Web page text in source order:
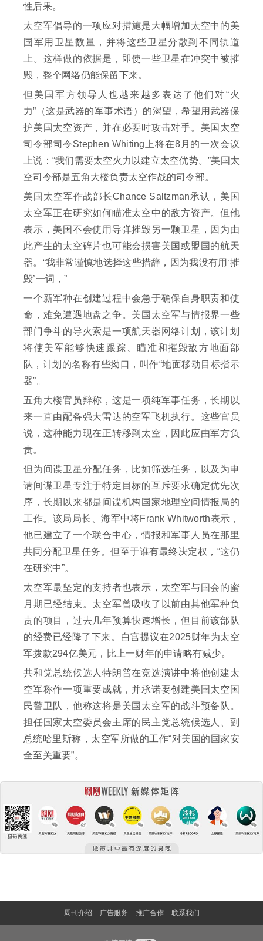
性后果。
太空军倡导的一项应对措施是大幅增加太空中的美
国军用卫星数量，并将这些卫星分散到不同轨道
上。这样做的依据是，即使一些卫星在冲突中被摧
毁，整个网络仍能保留下来。
但美国军方领导人也越来越多表达了他们对“火
力”（这是武器的军事术语）的渴望，希望用武器保
护美国太空资产，并在必要时攻击对手。美国太空
司令部司令Stephen Whiting上将在8月的一次会议
上说：“我们需要太空火力以建立太空优势。”美国太
空司令部是五角大楼负责太空作战的司令部。
美国太空军作战部长Chance Saltzman承认，美国
太空军正在研究如何瞄准太空中的敌方资产。但他
表示，美国不会使用导弹摧毁另一颗卫星，因为由
此产生的太空碎片也可能会损害美国或盟国的航天
器。“我非常谨慎地选择这些措辞，因为我没有用‘摧
毁’一词，”
一个新军种在创建过程中会急于确保自身职责和使
命，难免遭遇地盘之争。美国太空军与情报界一些
部门争斗的导火索是一项航天器网络计划，该计划
将使美军能够快速跟踪、瞄准和摧毁敌方地面部
队，计划的名称有些拗口，叫作“地面移动目标指示
器”。
五角大楼官员辩称，这是一项纯军事任务，长期以
来一直由配备强大雷达的空军飞机执行。这些官员
说，这种能力现在正转移到太空，因此应由军方负
责。
但为间谍卫星分配任务，比如筛选任务，以及为申
请间谍卫星专注于特定目标的互斥要求确定优先次
序，长期以来都是间谍机构国家地理空间情报局的
工作。该局局长、海军中将Frank Whitworth表示，
他已建立了一个联合中心，情报和军事人员在那里
共同分配卫星任务。但至于谁有最终决定权，“这仍
在研究中”。
太空军最坚定的支持者也表示，太空军与国会的蜜
月期已经结束。太空军曾吸收了以前由其他军种负
责的项目，过去几年预算快速增长，但目前该部队
的经费已经降了下来。白宫提议在2025财年为太空
军拨款294亿美元，比上一财年的申请略有减少。
共和党总统候选人特朗普在竞选演讲中将他创建太
空军称作一项重要成就，并承诺要创建美国太空国
民警卫队，他称这将是美国太空军的战斗预备队。
担任国家太空委员会主席的民主党总统候选人、副
总统哈里斯称，太空军所做的工作“对美国的国家安
全至关重要”。
周刊介绍 广告服务 推广合作 联系我们